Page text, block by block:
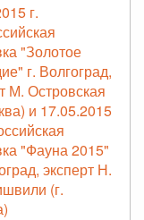
г.
"Золотое
г. Волгоград,
М. Островская
и 17.05.2015
"Фауна 2015"
эксперт Н.
(г.